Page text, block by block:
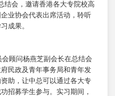
结会，邀请香港各大专院校高
业协会代表出席活动，聆听
成果。
顾问杨燕芝副会长在总结会
民政及青年事务局和青年发
助，让中总可以通过各大专
招募学生参与。实习期间，